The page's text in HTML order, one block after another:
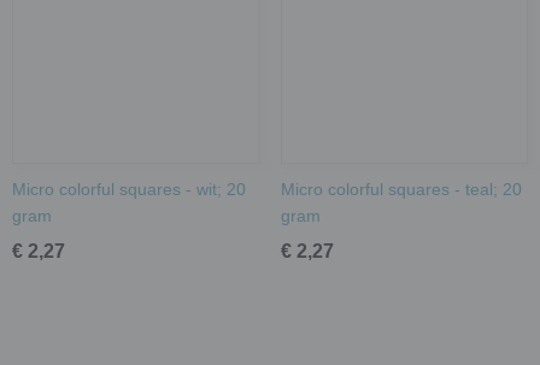
Micro colorful squares - wit; 20
gram
€ 2,27
Micro colorful squares - teal; 20
gram
€ 2,27